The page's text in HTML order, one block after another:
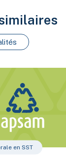
2025 des
en SST